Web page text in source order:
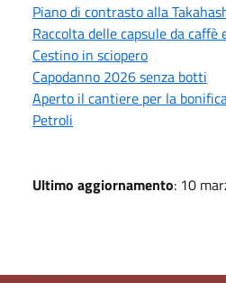
Piano di contrasto alla
Raccolta delle capsule da caffè
Cestino in sciopero
Capodanno 2026 senza botti
Aperto il cantiere per la
Petroli
Ultimo aggiornamento: 10